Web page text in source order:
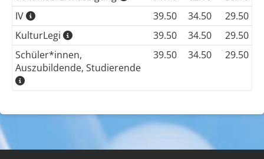
IV
39.50 34.50
29.50
KulturLegi
39.50 34.50
29.50
Schüler*innen,
Auszubildende, Studierende
39.50 34.50 29.50